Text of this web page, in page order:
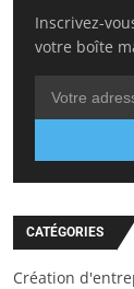
Inscrivez-
votre boîte
CATÉGORIES
Création